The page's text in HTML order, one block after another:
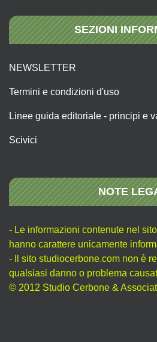
SEZIONI
NEWSLETTER
Termini e condizioni d'uso
Linee guida editoriale - principi e
Scivici
NOTE
- Le informazioni contenute nel
hanno carattere unicamente
- Il sito studiocerbone.com non è
qualsiasi danno o problema
© 2012 Studio Cerbone &